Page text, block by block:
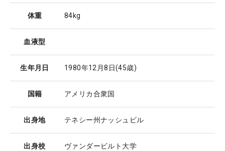
体重 84kg
血液型
生年月日 1980年12月8日(45歳)
国籍 アメリカ合衆国
出身地 テネシー州ナッシュビル
出身校 ヴァンダービルト大学